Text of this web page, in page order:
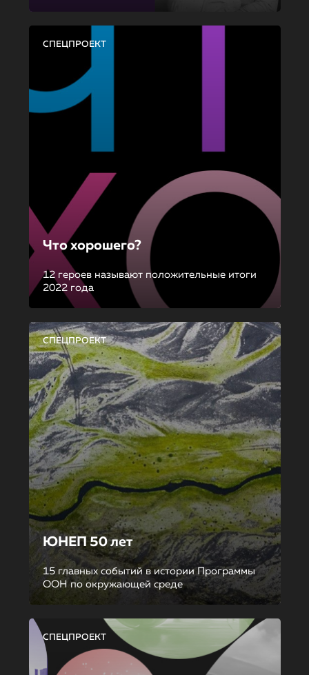
СПЕЦПРОЕКТ
Что хорошего?
12 героев называют положительные итоги
2022 года
СПЕЦПРОЕКТ
ЮНЕП 50 лет
15 главных событий в истории Программы
ООН по окружающей среде
СПЕЦПРОЕКТ